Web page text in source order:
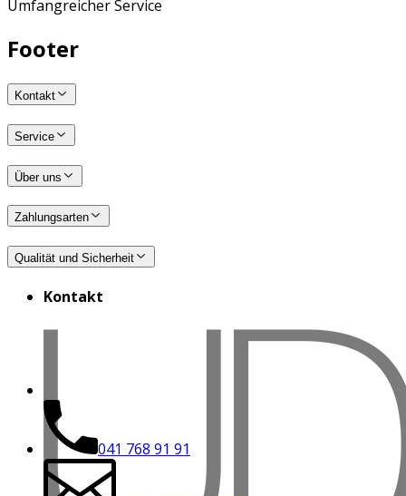
Umfangreicher Service
Footer
Kontakt
Service
Über uns
Zahlungsarten
Qualität und Sicherheit
Kontakt
041 768 91 91